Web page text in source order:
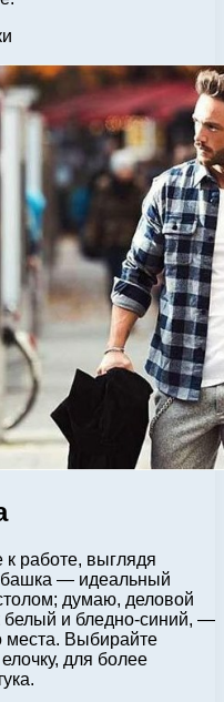
к работе, выглядя
— идеальный
думаю, деловой
белый и бледно-синий, —
места. Выбирайте
для более